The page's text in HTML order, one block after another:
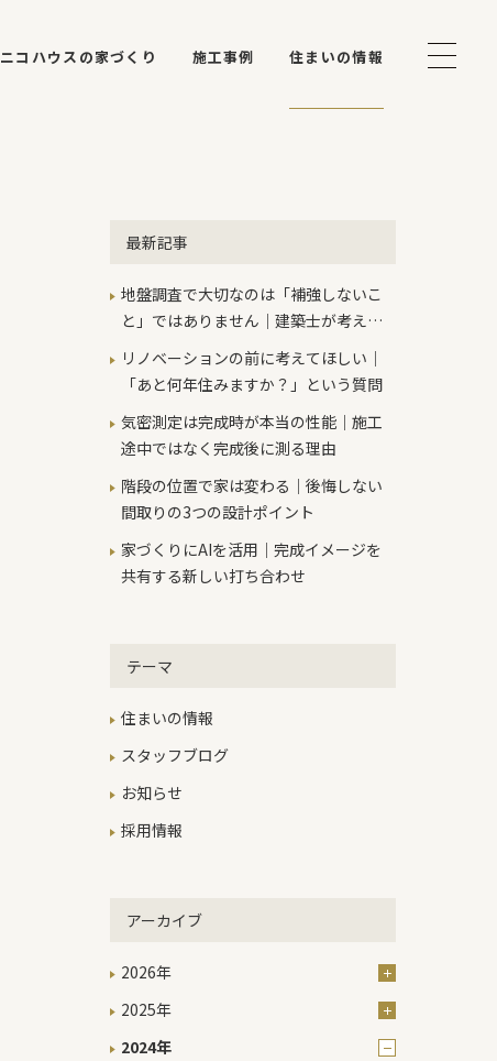
ニコハウスの家づくり 施工事例 住まいの情報
最新記事
地盤調査で大切なのは「補強しないこ
と」ではありません｜建築士が考える
本当の判断基準
リノベーションの前に考えてほしい｜
「あと何年住みますか？」という質問
気密測定は完成時が本当の性能｜施工
途中ではなく完成後に測る理由
階段の位置で家は変わる｜後悔しない
間取りの3つの設計ポイント
家づくりにAIを活用｜完成イメージを
共有する新しい打ち合わせ
テーマ
住まいの情報
スタッフブログ
お知らせ
採用情報
アーカイブ
2026年
2025年
2024年